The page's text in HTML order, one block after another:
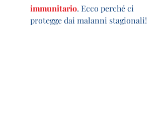
immunitario. Ecco perché ci
protegge dai malanni stagionali!